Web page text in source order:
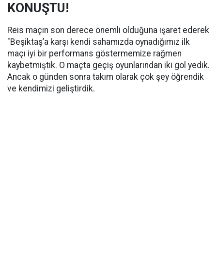
KONUŞTU!
Reis maçın son derece önemli olduğuna işaret ederek
"Beşiktaş’a karşı kendi sahamızda oynadığımız ilk
maçı iyi bir performans göstermemize rağmen
kaybetmiştik. O maçta geçiş oyunlarından iki gol yedik.
Ancak o günden sonra takım olarak çok şey öğrendik
ve kendimizi geliştirdik.